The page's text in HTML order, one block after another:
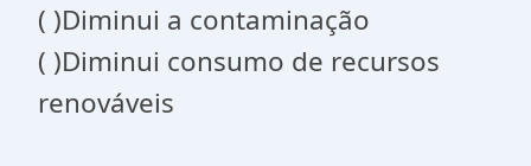
( )Diminui a contaminação
( )Diminui consumo de recursos
renováveis